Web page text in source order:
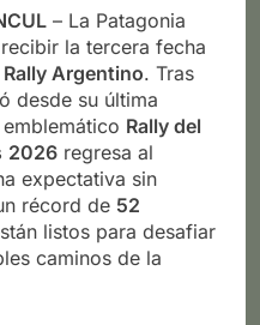
– La Patagonia
la tercera fecha
Rally Argentino. Tras
desde su última
Rally del
2026 regresa al
expectativa sin
récord de 52
listos para desafiar
caminos de la